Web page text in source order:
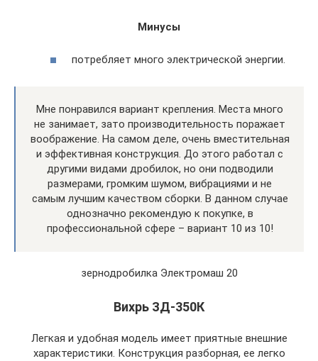
Минусы
потребляет много электрической энергии.
Мне понравился вариант крепления. Места много
не занимает, зато производительность поражает
воображение. На самом деле, очень вместительная
и эффективная конструкция. До этого работал с
другими видами дробилок, но они подводили
размерами, громким шумом, вибрациями и не
самым лучшим качеством сборки. В данном случае
однозначно рекомендую к покупке, в
профессиональной сфере – вариант 10 из 10!
зернодробилка Электромаш 20
Вихрь ЗД-350К
Легкая и удобная модель имеет приятные внешние
характеристики. Конструкция разборная, ее легко